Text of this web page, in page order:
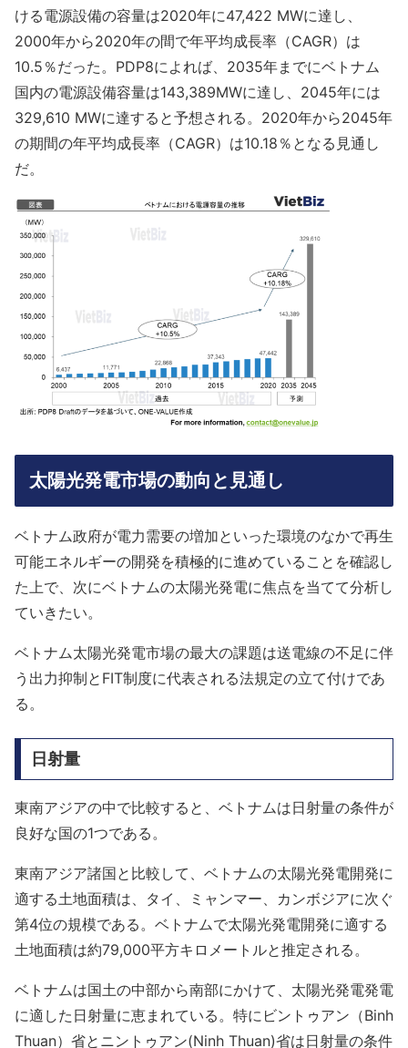
ける電源設備の容量は2020年に47,422 MWに達し、
2000年から2020年の間で年平均成長率（CAGR）は
10.5％だった。PDP8によれば、2035年までにベトナム
国内の電源設備容量は143,389MWに達し、2045年には
329,610 MWに達すると予想される。2020年から2045年
の期間の年平均成長率（CAGR）は10.18％となる見通し
だ。
太陽光発電市場の動向と見通し
ベトナム政府が電力需要の増加といった環境のなかで再生
可能エネルギーの開発を積極的に進めていることを確認し
た上で、次にベトナムの太陽光発電に焦点を当てて分析し
ていきたい。
ベトナム太陽光発電市場の最大の課題は送電線の不足に伴
う出力抑制とFIT制度に代表される法規定の立て付けであ
る。
日射量
東南アジアの中で比較すると、ベトナムは日射量の条件が
良好な国の1つである。
東南アジア諸国と比較して、ベトナムの太陽光発電開発に
適する土地面積は、タイ、ミャンマー、カンボジアに次ぐ
第4位の規模である。ベトナムで太陽光発電開発に適する
土地面積は約79,000平方キロメートルと推定される。
ベトナムは国土の中部から南部にかけて、太陽光発電発電
に適した日射量に恵まれている。特にビントゥアン（Binh
Thuan）省とニントゥアン(Ninh Thuan)省は日射量の条件